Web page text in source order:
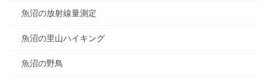
魚沼の放射線量測定
魚沼の里山ハイキング
魚沼の野鳥